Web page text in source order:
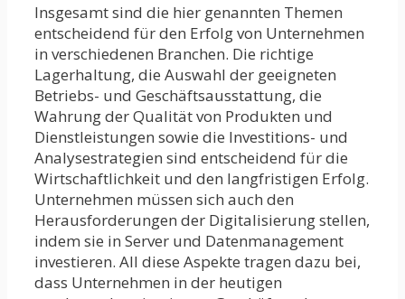
Insgesamt sind die hier genannten Themen
entscheidend für den Erfolg von Unternehmen
in verschiedenen Branchen. Die richtige
Lagerhaltung, die Auswahl der geeigneten
Betriebs- und Geschäftsausstattung, die
Wahrung der Qualität von Produkten und
Dienstleistungen sowie die Investitions- und
Analysestrategien sind entscheidend für die
Wirtschaftlichkeit und den langfristigen Erfolg.
Unternehmen müssen sich auch den
Herausforderungen der Digitalisierung stellen,
indem sie in Server und Datenmanagement
investieren. All diese Aspekte tragen dazu bei,
dass Unternehmen in der heutigen